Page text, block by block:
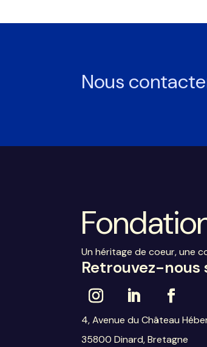
Nous
Un héritage de coeur, une
Retrouvez-nous
4, Avenue du Château
35800 Dinard, Bretagne